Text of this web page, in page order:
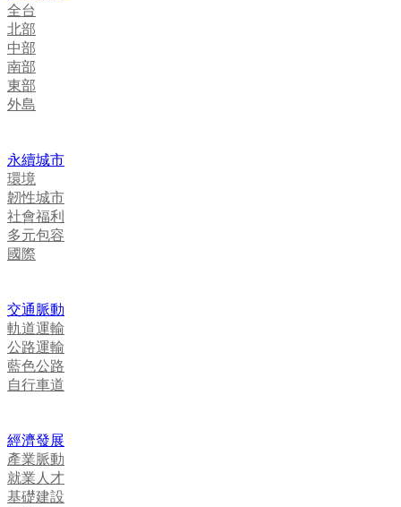
全台
北部
中部
南部
東部
外島
永續城市
環境
韌性城市
社會福利
多元包容
國際
交通脈動
軌道運輸
公路運輸
藍色公路
自行車道
經濟發展
產業脈動
就業人才
基礎建設